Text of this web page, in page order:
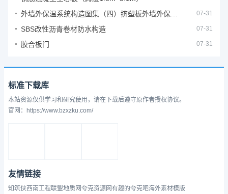
07-31
SBS改性沥青卷材防水构造 07-31
胶合板门 07-31
标准下载库
本站资源仅供学习和研究使用，请在下载后遵守原作者授权协议。
官网：https://www.bzxzku.com/
友情链接
知筑侠西南工程联盟地质网夸克资源网有趣的夸克吧海外素材模版